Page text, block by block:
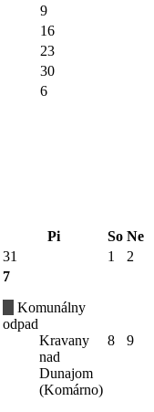
9
16
23
30
6
Pi So Ne
31 1 2
7
Komunálny
odpad
Kravany
nad
Dunajom
(Komárno)
8 9